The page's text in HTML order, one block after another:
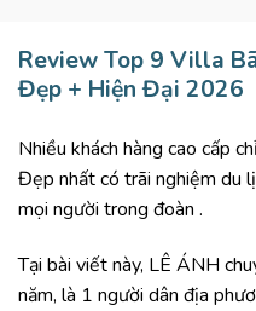
Review Top 9 Villa
Đẹp + Hiện Đại 2026
Nhiều khách hàng cao cấp
Đẹp nhất có trãi nghiệm du
mọi người trong đoàn .
Tại bài viết này, LÊ ÁNH
năm, là 1 người dân địa